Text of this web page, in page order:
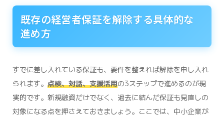
既存の経営者保証を解除する具体的な
進め方
すでに差し入れている保証も、要件を整えれば解除を申し入れ
られます。 点検、対話、支援活用の3ステップで進めるのが現
実的です。新規融資だけでなく、過去に結んだ保証も見直しの
対象になる点を押さえておきましょう。ここでは、中小企業が